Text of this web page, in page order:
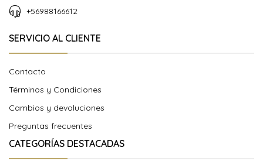
+56988166612
SERVICIO AL CLIENTE
Contacto
Términos y Condiciones
Cambios y devoluciones
Preguntas frecuentes
CATEGORÍAS DESTACADAS